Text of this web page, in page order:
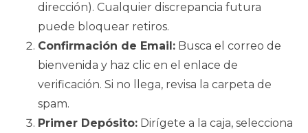
dirección). Cualquier discrepancia futura
puede bloquear retiros.
Confirmación de Email: Busca el correo de
bienvenida y haz clic en el enlace de
verificación. Si no llega, revisa la carpeta de
spam.
Primer Depósito: Dirígete a la caja, selecciona